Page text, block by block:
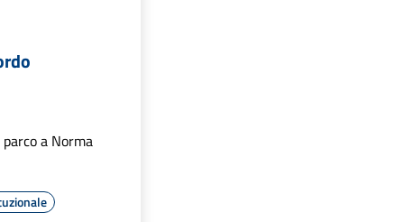
a Norma